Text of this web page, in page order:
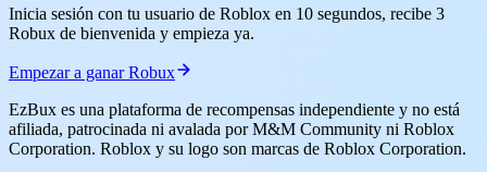
Inicia sesión con tu usuario de Roblox en 10 segundos, recibe 3
Robux de bienvenida y empieza ya.
Empezar a ganar Robux
EzBux es una plataforma de recompensas independiente y no está
afiliada, patrocinada ni avalada por M&M Community ni Roblox
Corporation. Roblox y su logo son marcas de Roblox Corporation.